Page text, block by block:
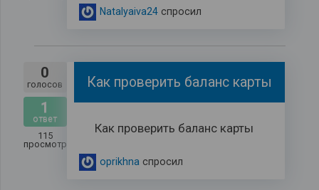
Natalyaiva24спросил
0
голосов
1
ответ
115
просмотров
Как проверить баланс карты
Как проверить баланс карты
oprikhna спросил